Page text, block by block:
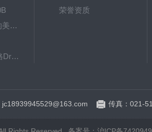
秋葵视频app女人的美容院 600BF秋葵视频app下载安装
8103061德国德尔格Dräger检测管
荣誉资质
：jc18939945529@163.com 传真：021-